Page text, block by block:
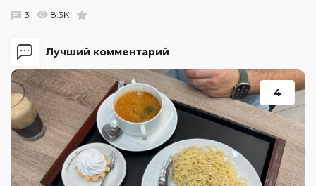
Лучший комментарий
4
3 8.3K